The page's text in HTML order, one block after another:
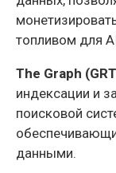
топливом для
The Graph
индексации и
поисковой
данными.